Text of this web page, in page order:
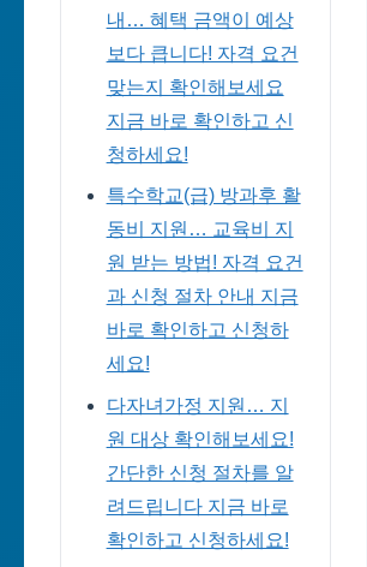
내… 혜택 금액이 예상
보다 큽니다! 자격 요건
맞는지 확인해보세요
지금 바로 확인하고 신
청하세요!
특수학교(급) 방과후 활
동비 지원… 교육비 지
원 받는 방법! 자격 요건
과 신청 절차 안내 지금
바로 확인하고 신청하
세요!
다자녀가정 지원… 지
원 대상 확인해보세요!
간단한 신청 절차를 알
려드립니다 지금 바로
확인하고 신청하세요!